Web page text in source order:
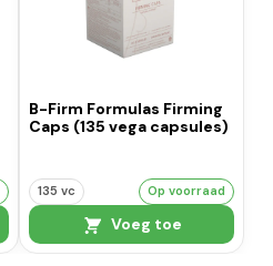
B-Firm Formulas Firming
Caps (135 vega capsules)
135 vc Op voorraad
Voeg toe